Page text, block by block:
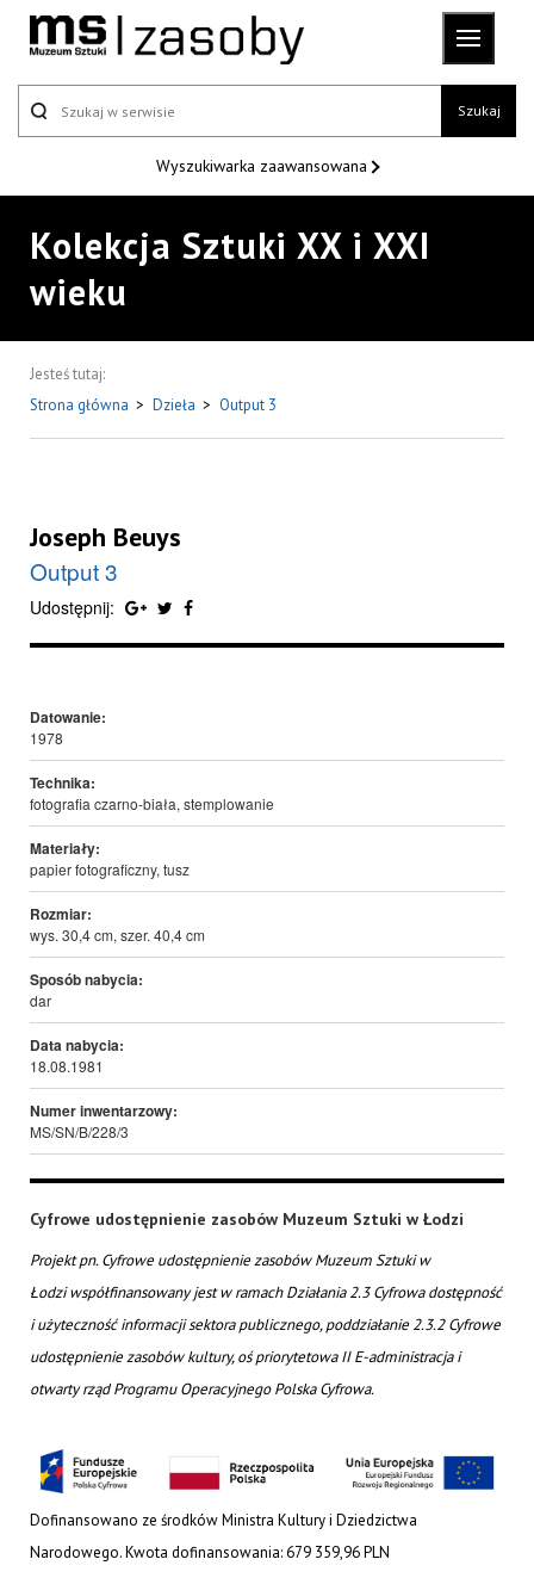
Szukaj
Wyszukiwarka zaawansowana
Kolekcja Sztuki XX i XXI
wieku
Jesteś tutaj:
Strona główna > Dzieła > Output 3
Joseph Beuys
Output 3
Udostępnij:
Datowanie:
1978
Technika:
fotografia czarno-biała, stemplowanie
Materiały:
papier fotograficzny, tusz
Rozmiar:
wys. 30,4 cm, szer. 40,4 cm
Sposób nabycia:
dar
Data nabycia:
18.08.1981
Numer inwentarzowy:
MS/SN/B/228/3
Cyfrowe udostępnienie zasobów Muzeum Sztuki w Łodzi
Projekt pn. Cyfrowe udostępnienie zasobów Muzeum Sztuki w
Łodzi współfinansowany jest w ramach Działania 2.3 Cyfrowa dostępność
i użyteczność informacji sektora publicznego, poddziałanie 2.3.2 Cyfrowe
udostępnienie zasobów kultury, oś priorytetowa II E-administracja i
otwarty rząd Programu Operacyjnego Polska Cyfrowa.
Dofinansowano ze środków Ministra Kultury i Dziedzictwa
Narodowego. Kwota dofinansowania: 679 359,96 PLN